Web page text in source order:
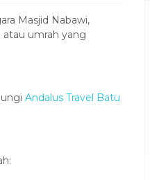
Masjid Nabawi,
atau umrah yang
Andalus Travel Batu